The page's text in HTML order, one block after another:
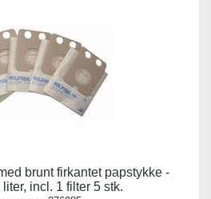
brunt firkantet papstykke -
incl. 1 filter 5 stk.